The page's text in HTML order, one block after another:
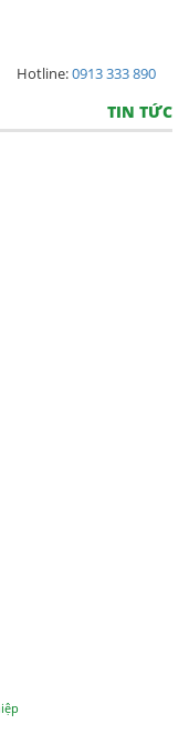
Hotline:0913 333 890
TIN TỨC